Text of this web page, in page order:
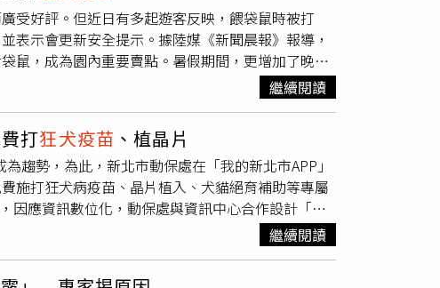
的貓，且外出時以箱籠裝載，能有效防止貓伸出
開放式陽台的貓，以及自由進出的放養貓，因為有
速康復推廣計畫7/1上路 首波估2600人受惠為控
險術後加速康復推廣計畫」，鼓勵院所結合專責手
護，強化術前準備、減少患者住院天數。新制將從
高者，預估將有2600人受惠。●7/1起牙膏、漱口
非藥用牙膏、漱口水等一般化粧品，都要提供全成
產品上市前建立化粧品產品資訊檔案，保障民眾使
空避難設施稽查整合作業，完善建築物的使用安
及申報。現階段依警政署防空避難專區公布「容納
、避免積水、不得妨礙避難，並具備基本照明設
可進入避難。內政部表示，若有安檢不合格的狀
如涉違反公寓大廈管理條例、建築法，也將依法
犬病疫苗較為恰當。台灣動物社會研究會議題主
回的機率，後續也可以掌握絕育、減少流浪動物的
業部動保司副司長陳中興表示，飼主可以選擇是否
記，不會要求同時處理。
受好評。但近日有多起遊客反映，餵袋鼠時被打
表示會更新安全提示。據陸媒《新聞晨報》報導，
鼠，成為園內重要賣點。暑假期間，更增加了晚間
聲稱在袋鼠坡餵完小袋鼠後，站在一旁和朋友聊
子扣住她眼部，期間遊客的脖子、手臂、小腿均被
院檢查為結膜炎和肌肉拉傷，並打了
奮』，我只能說運氣是有點背還真被打了」。報
互動營運規章制度，聽從工作人員指揮」，注意事
勿大聲喧嘩，與袋鼠互動時動作要輕緩，投餵時將
。工作人員亦提醒準備餵食的遊客，袋鼠「可以
袋鼠多屬於夜行性動物，因為白天太熱，袋鼠總是
。工作人員並表示，過去確實曾有一些遊客在與袋
性，以免互動中過度刺激動物。
繼續閱讀
打狂犬疫苗 、植晶片
趨勢，為此，新北市動保處在「我的新北市APP」
施打狂犬病疫苗、晶片植入、犬貓絕育補助等專屬
因應資訊數位化，動保處與資訊中心合作設計「寵
影片及填寫生命教育問卷，再下載「我的新北市
飼養寵物認證數位卡，可享有家犬貓絕育補助。
出示數位卡畫面，即可享有免費每年施打狂犬病疫
繼續閱讀